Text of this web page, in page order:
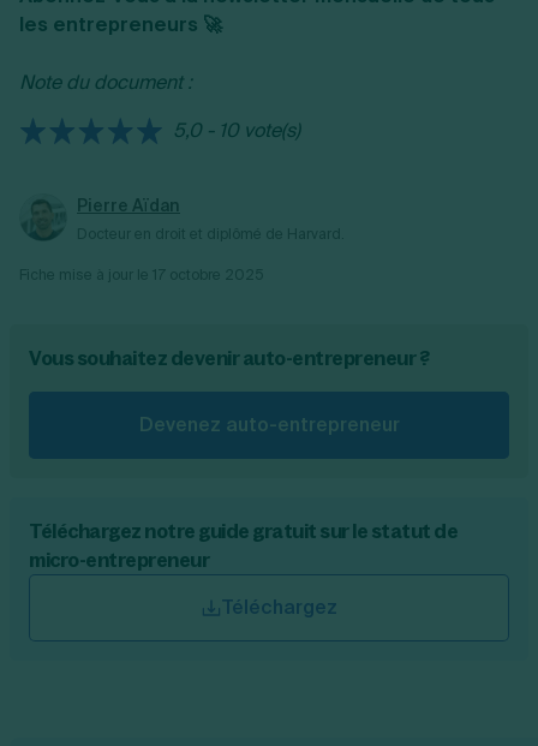
journée.
qualifications professionnelles ou des
engendrer des coûts supplémentaires.
en pourcentage du chiffre d'affaires et est
l'URSSAF. Le taux varie selon la nature de
entrepreneur d'accéder à des droits de
pour financer divers programmes de
les entrepreneurs 🚀
Note du document :
5,0 - 10 vote(s)
Pierre Aïdan
Vous souhaitez devenir auto-entrepreneur ?
Devenez auto-entrepreneur
Téléchargez notre guide gratuit sur le statut de
micro-entrepreneur
Téléchargez